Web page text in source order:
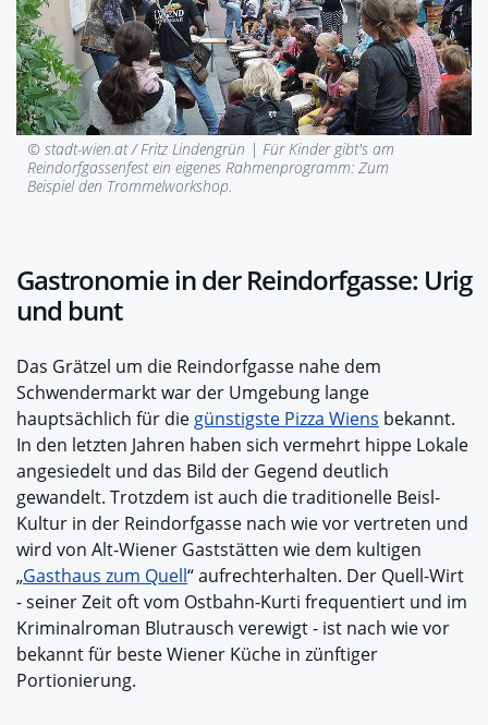
© stadt-wien.at / Fritz Lindengrün | Für Kinder gibt's am
Reindorfgassenfest ein eigenes Rahmenprogramm: Zum
Beispiel den Trommelworkshop.
Gastronomie in der Reindorfgasse: Urig
und bunt
Das Grätzel um die Reindorfgasse nahe dem
Schwendermarkt war der Umgebung lange
hauptsächlich für die günstigste Pizza Wiens bekannt.
In den letzten Jahren haben sich vermehrt hippe Lokale
angesiedelt und das Bild der Gegend deutlich
gewandelt. Trotzdem ist auch die traditionelle Beisl-
Kultur in der Reindorfgasse nach wie vor vertreten und
wird von Alt-Wiener Gaststätten wie dem kultigen
„Gasthaus zum Quell“ aufrechterhalten. Der Quell-Wirt
- seiner Zeit oft vom Ostbahn-Kurti frequentiert und im
Kriminalroman Blutrausch verewigt - ist nach wie vor
bekannt für beste Wiener Küche in zünftiger
Portionierung.